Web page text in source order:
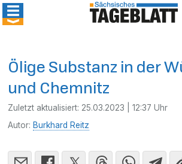
Ölige Substanz in der
und Chemnitz
Zuletzt aktualisiert: 25.03.2023 | 12:37 Uhr
Autor: Burkhard Reitz